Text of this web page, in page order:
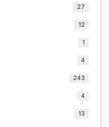
27
12
1
4
243
4
13